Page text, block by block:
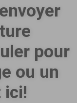
pour
ou un
ici!